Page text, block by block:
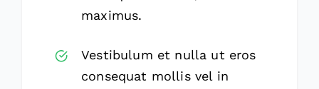
maximus.
Vestibulum et nulla ut eros
consequat mollis vel in